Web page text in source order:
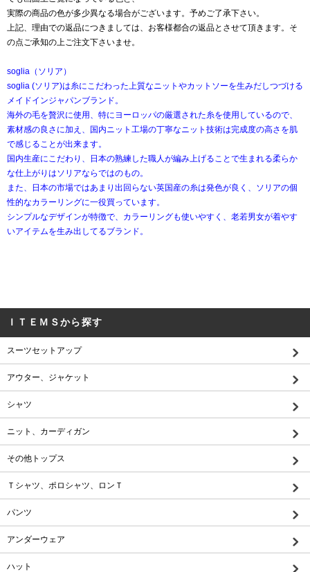
実際の商品の色が多少異なる場合がございます。予めご了承下さい。
上記、理由での返品につきましては、お客様都合の返品とさせて頂きます。そ
の点ご承知の上ご注文下さいませ。
soglia（ソリア）
soglia (ソリア)は糸にこだわった上質なニットやカットソーを生みだしつづける
メイドインジャパンブランド。
海外の毛を贅沢に使用、特にヨーロッパの厳選された糸を使用しているので、
素材感の良さに加え、国内ニット工場の丁寧なニット技術は完成度の高さを肌
で感じることが出来ます。
国内生産にこだわり、日本の熟練した職人が編み上げることで生まれる柔らか
な仕上がりはソリアならではのもの。
また、日本の市場ではあまり出回らない英国産の糸は発色が良く、ソリアの個
性的なカラーリングに一役買っています。
シンプルなデザインが特徴で、カラーリングも使いやすく、老若男女が着やす
いアイテムを生み出してるブランド。
ＩＴＥＭＳから探す
スーツセットアップ
アウター、ジャケット
シャツ
ニット、カーディガン
その他トップス
Ｔシャツ、ポロシャツ、ロンＴ
パンツ
アンダーウェア
ハット